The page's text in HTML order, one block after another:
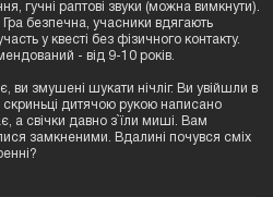
гучні раптові звуки (можна вимкнути)
Гра безпечна, учасники вдягають
у квесті без фізичного контакту.
- від 9-10 років.
ви змушені шукати нічліг. Ви увійшли в
дитячою рукою написано
а свічки давно з`їли миші. Вам
замкненими. Вдалині почувся сміх